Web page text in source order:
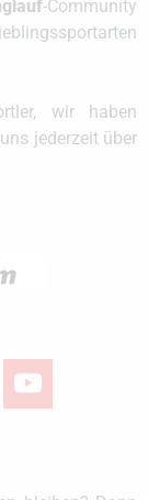
-Community
wir haben
jederzeit über
youtube